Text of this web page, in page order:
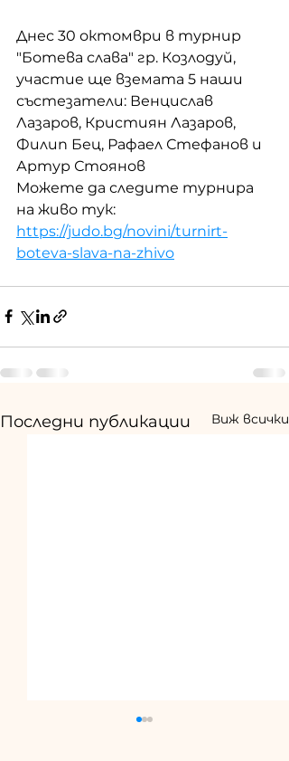
Днес 30 октомври в турнир
"Ботева слава" гр. Козлодуй,
участие ще вземата 5 наши
състезатели: Венцислав
Лазаров, Кристиян Лазаров,
Филип Бец, Рафаел Стефанов и
Артур Стоянов
Можете да следите турнира
на живо тук:
https://judo.bg/novini/turnirt-
boteva-slava-na-zhivo
Последни публикации Виж всички